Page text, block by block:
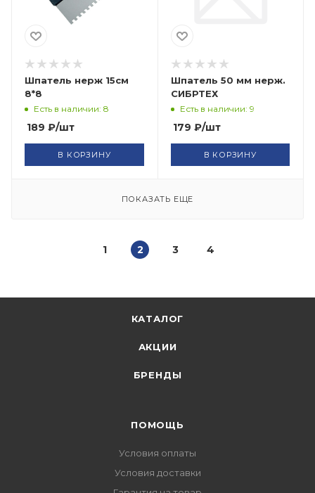
Шпатель нерж 15см
8*8
Есть в наличии: 8
189 ₽/шт
В КОРЗИНУ
Шпатель 50 мм нерж.
СИБРТЕХ
Есть в наличии: 9
179 ₽/шт
В КОРЗИНУ
ПОКАЗАТЬ ЕЩЕ
1 2 3 4
КАТАЛОГ
АКЦИИ
БРЕНДЫ
ПОМОЩЬ
Условия оплаты
Условия доставки